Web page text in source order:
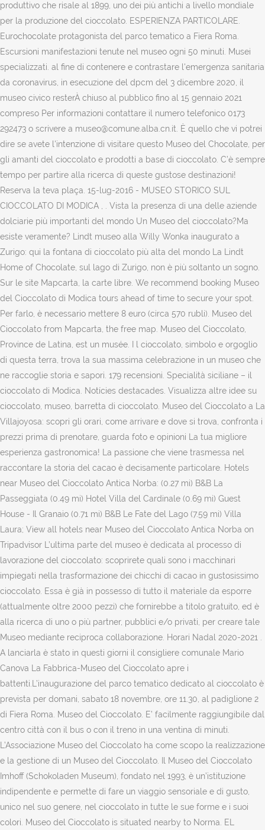
produttivo che risale al 1899, uno dei più antichi a livello mondiale
per la produzione del cioccolato. ESPERIENZA PARTICOLARE.
Eurochocolate protagonista del parco tematico a Fiera Roma.
Escursioni manifestazioni tenute nel museo ogni 50 minuti. Musei
specializzati. al fine di contenere e contrastare l'emergenza sanitaria
da coronavirus, in esecuzione del dpcm del 3 dicembre 2020, il
museo civico resterÀ chiuso al pubblico fino al 15 gennaio 2021
compreso Per informazioni contattare il numero telefonico 0173
292473 o scrivere a museo@comune.alba.cn.it. È quello che vi potrei
dire se avete l'intenzione di visitare questo Museo del Chocolate, per
gli amanti del cioccolato e prodotti a base di cioccolato. C’è sempre
tempo per partire alla ricerca di queste gustose destinazioni!
Reserva la teva plaça. 15-lug-2016 - MUSEO STORICO SUL
CIOCCOLATO DI MODICA , . Vista la presenza di una delle aziende
dolciarie più importanti del mondo Un Museo del cioccolato?Ma
esiste veramente? Lindt museo alla Willy Wonka inaugurato a
Zurigo: qui la fontana di cioccolato più alta del mondo La Lindt
Home of Chocolate, sul lago di Zurigo, non è più soltanto un sogno.
Sur le site Mapcarta, la carte libre. We recommend booking Museo
del Cioccolato di Modica tours ahead of time to secure your spot.
Per farlo, è necessario mettere 8 euro (circa 570 rubli). Museo del
Cioccolato from Mapcarta, the free map. Museo del Cioccolato,
Province de Latina, est un musée. I l cioccolato, simbolo e orgoglio
di questa terra, trova la sua massima celebrazione in un museo che
ne raccoglie storia e sapori. 179 recensioni. Specialità siciliane – il
cioccolato di Modica. Notícies destacades. Visualizza altre idee su
cioccolato, museo, barretta di cioccolato. Museo del Cioccolato a La
Villajoyosa: scopri gli orari, come arrivare e dove si trova, confronta i
prezzi prima di prenotare, guarda foto e opinioni La tua migliore
esperienza gastronomica! La passione che viene trasmessa nel
raccontare la storia del cacao è decisamente particolare. Hotels
near Museo del Cioccolato Antica Norba: (0.27 mi) B&B La
Passeggiata (0.49 mi) Hotel Villa del Cardinale (0.69 mi) Guest
House - Il Granaio (0.71 mi) B&B Le Fate del Lago (7.59 mi) Villa
Laura; View all hotels near Museo del Cioccolato Antica Norba on
Tripadvisor L’ultima parte del museo è dedicata al processo di
lavorazione del cioccolato: scoprirete quali sono i macchinari
impiegati nella trasformazione dei chicchi di cacao in gustosissimo
cioccolato. Essa è già in possesso di tutto il materiale da esporre
(attualmente oltre 2000 pezzi) che fornirebbe a titolo gratuito, ed è
alla ricerca di uno o più partner, pubblici e/o privati, per creare tale
Museo mediante reciproca collaborazione. Horari Nadal 2020-2021 .
A lanciarla è stato in questi giorni il consigliere comunale Mario
Canova La Fabbrica-Museo del Cioccolato apre i
battenti.L’inaugurazione del parco tematico dedicato al cioccolato è
prevista per domani, sabato 18 novembre, ore 11.30, al padiglione 2
di Fiera Roma. Museo del Cioccolato. E’ facilmente raggiungibile dal
centro città con il bus o con il treno in una ventina di minuti.
L’Associazione Museo del Cioccolato ha come scopo la realizzazione
e la gestione di un Museo del Cioccolato. Il Museo del Cioccolato
Imhoff (Schokoladen Museum), fondato nel 1993, è un’istituzione
indipendente e permette di fare un viaggio sensoriale e di gusto,
unico nel suo genere, nel cioccolato in tutte le sue forme e i suoi
colori. Museo del Cioccolato is situated nearby to Norma. EL